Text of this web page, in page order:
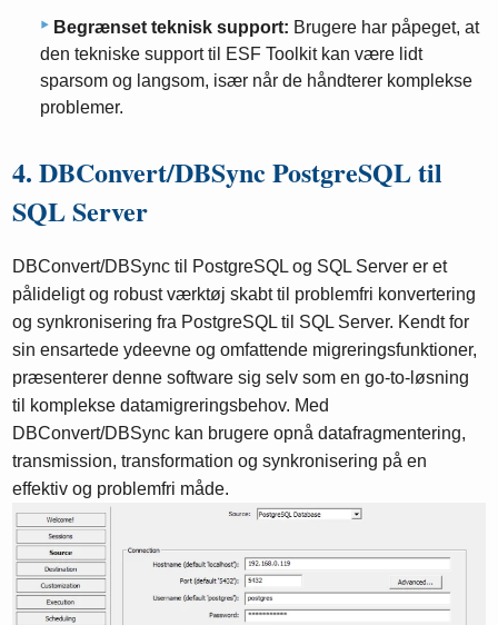
Begrænset teknisk support: Brugere har påpeget, at
den tekniske support til ESF Toolkit kan være lidt
sparsom og langsom, især når de håndterer komplekse
problemer.
4. DBConvert/DBSync PostgreSQL til
SQL Server
DBConvert/DBSync til PostgreSQL og SQL Server er et
pålideligt og robust værktøj skabt til problemfri konvertering
og synkronisering fra PostgreSQL til SQL Server. Kendt for
sin ensartede ydeevne og omfattende migreringsfunktioner,
præsenterer denne software sig selv som en go-to-løsning
til komplekse datamigreringsbehov. Med
DBConvert/DBSync kan brugere opnå datafragmentering,
transmission, transformation og synkronisering på en
effektiv og problemfri måde.